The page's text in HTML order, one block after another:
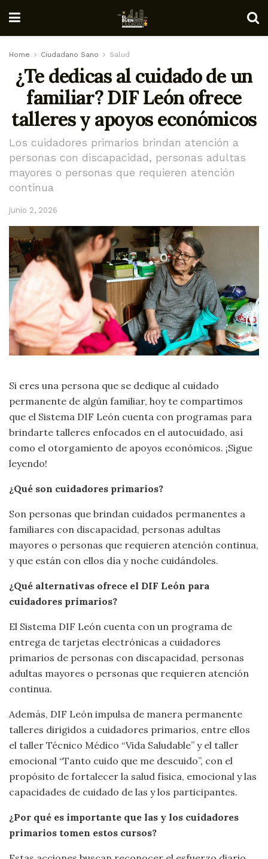
Home Ciudadano Sano Salud
¿Te dedicas al cuidado de un
familiar? DIF León ofrece
talleres y apoyos económicos
Los cuidadores primarios brindan atención a
personas con discapacidad, personas adultas
mayores o personas que requieren atención
continua
junio 2, 2026
Si eres una persona que se dedique al cuidado
permanente de algún familiar, hoy te compartimos
que el Sistema DIF León cuenta con programas para
brindarte talleres enfocados en el autocuidado, así
como el otorgamiento de apoyos económicos. ¡Sigue
leyendo!
¿Qué son cuidadores primarios?
Son personas que brindan cuidados permanentes a
familiares con discapacidad, personas adultas
mayores o personas que requieren atención continua,
y que están con ellos día y noche cuidándoles.
¿Qué alternativas ofrece el DIF León para
cuidadores primarios?
El Sistema DIF León cuenta con un programa de
entrega de tarjetas electrónicas a cuidadores
primarios de personas con discapacidad, personas
adultas mayores o personas que requieren atención
continua.
Además, DIF León impulsa de manera permanente
talleres dirigidos a cuidadores primarios, entre ellos
el taller Técnico Médico “Vida Saludable” y el taller
emocional “Tanto cuido que me descuido”, con el
propósito de fortalecer la salud física, emocional y las
capacidades de cuidado de las y los participantes.
¿Por qué es importante que las y los cuidadores
primarios tomen estos cursos?